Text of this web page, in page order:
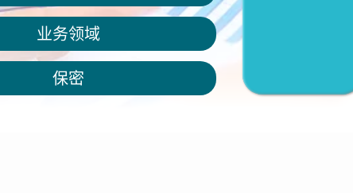
业务领域 业务领域
保密 保密